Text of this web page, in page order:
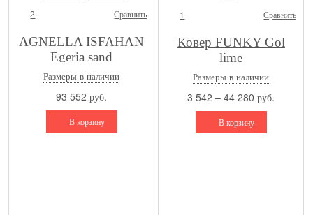
2 Сравнить
AGNELLA ISFAHAN
Egeria sand
Размеры в наличии
93 552 руб.
В корзину
1 Сравнить
Ковер FUNKY Gol
lime
Размеры в наличии
3 542 – 44 280 руб.
В корзину